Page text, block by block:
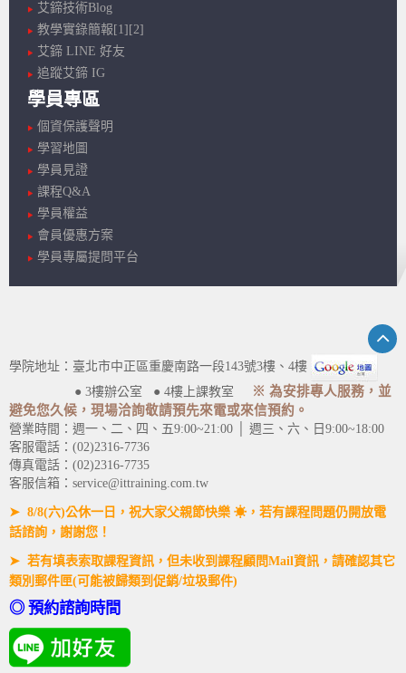
艾鍗技術Blog
教學實錄簡報[1] [2]
艾鍗 LINE 好友
追蹤艾鍗 IG
學員專區
個資保護聲明
學習地圖
學員見證
課程Q&A
學員權益
會員優惠方案
學員專屬提問平台
學院地址：臺北市中正區重慶南路一段143號3樓、4樓
● 3樓辦公室 ● 4樓上課教室
※ 為安排專人服務，並
避免您久候，現場洽詢敬請預先來電或來信預約。
營業時間：週一、二、四、五9:00~21:00 │ 週三、六、日9:00~18:00
客服電話：(02)2316-7736
傳真電話：(02)2316-7735
客服信箱：service@ittraining.com.tw
➤ 8/8(六)公休一日，祝大家父親節快樂 ☀，若有課程問題仍開放電
話諮詢，謝謝您！
➤ 若有填表索取課程資訊，但未收到課程顧問Mail資訊，請確認其它
類別郵件匣(可能被歸類到促銷/垃圾郵件)
◎ 預約諮詢時間